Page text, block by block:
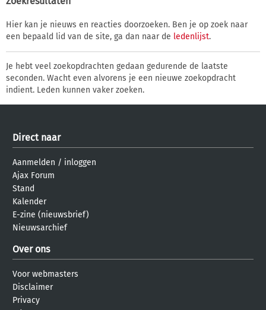
Hier kan je nieuws en reacties doorzoeken. Ben je op zoek naar
een bepaald lid van de site, ga dan naar de ledenlijst.
Je hebt veel zoekopdrachten gedaan gedurende de laatste
seconden. Wacht even alvorens je een nieuwe zoekopdracht
indient. Leden kunnen vaker zoeken.
Direct naar
Aanmelden / inloggen
Ajax Forum
Stand
Kalender
E-zine (nieuwsbrief)
Nieuwsarchief
Over ons
Voor webmasters
Disclaimer
Privacy